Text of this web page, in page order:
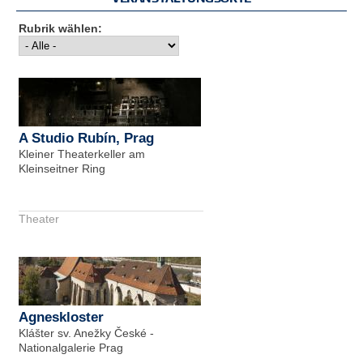
Rubrik wählen:
A Studio Rubín, Prag
Kleiner Theaterkeller am
Kleinseitner Ring
Theater
Agneskloster
Klášter sv. Anežky České -
Nationalgalerie Prag